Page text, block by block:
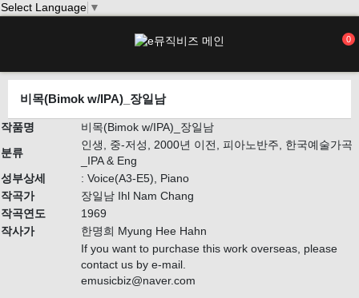
Select Language ▼
0
비목(Bimok w/IPA)_장일남
작품명 비목(Bimok w/IPA)_장일남
분류
인생, 중-저성, 2000년 이전, 피아노반주, 한국예술가곡
_IPA & Eng
성부상세
: Voice(A3-E5), Piano
작곡가
장일남 Ihl Nam Chang
작곡연도
1969
작사가
한명희 Myung Hee Hahn
If you want to purchase this work overseas, please
contact us by e-mail.
emusicbiz@naver.com